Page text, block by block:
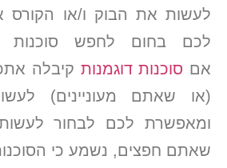
לעשות את הבוק ו/או הקורס
לכם בחום לחפש סוכנות
אם סוכנות דוגמנות קיבלה
(או שאתם מעוניינים)
ומאפשרת לכם לבחור
שאתם חפצים, נשמע כי